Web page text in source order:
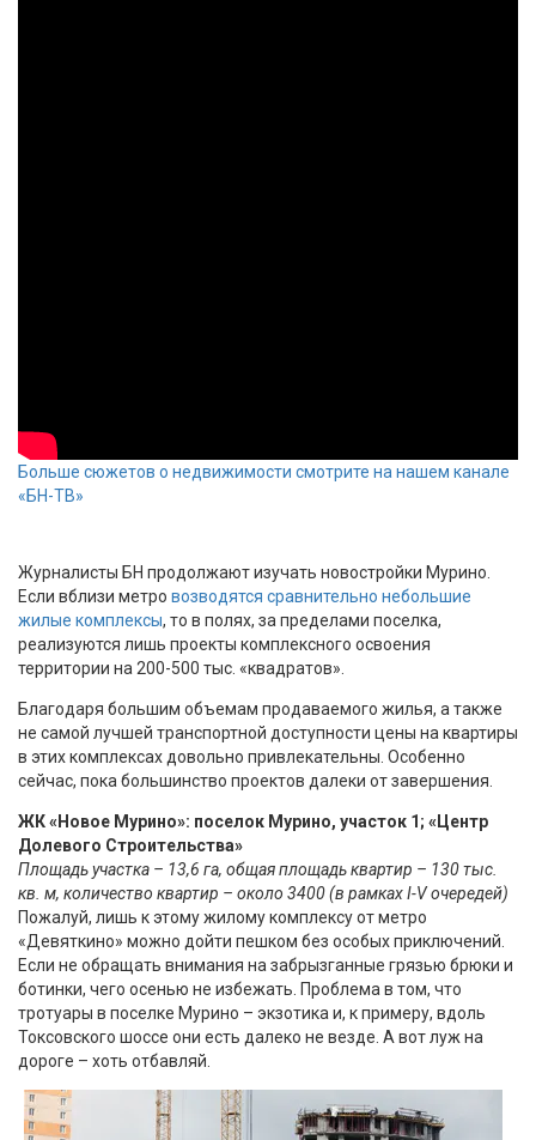
Больше сюжетов о недвижимости смотрите на нашем канале
«БН-ТВ»
Журналисты БН продолжают изучать новостройки Мурино.
Если вблизи метро возводятся сравнительно небольшие
жилые комплексы, то в полях, за пределами поселка,
реализуются лишь проекты комплексного освоения
территории на 200-500 тыс. «квадратов».
Благодаря большим объемам продаваемого жилья, а также
не самой лучшей транспортной доступности цены на квартиры
в этих комплексах довольно привлекательны. Особенно
сейчас, пока большинство проектов далеки от завершения.
ЖК «Новое Мурино»: поселок Мурино, участок 1; «Центр
Долевого Строительства»
Площадь участка – 13,6 га, общая площадь квартир – 130 тыс.
кв. м, количество квартир – около 3400 (в рамках I-V очередей)
Пожалуй, лишь к этому жилому комплексу от метро
«Девяткино» можно дойти пешком без особых приключений.
Если не обращать внимания на забрызганные грязью брюки и
ботинки, чего осенью не избежать. Проблема в том, что
тротуары в поселке Мурино – экзотика и, к примеру, вдоль
Токсовского шоссе они есть далеко не везде. А вот луж на
дороге – хоть отбавляй.